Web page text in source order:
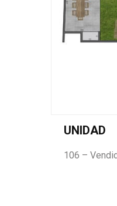
UNIDAD
106 –